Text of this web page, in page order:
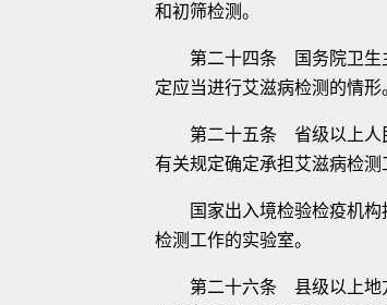
和初筛检测。
第二十四条 国务院卫生主
定应当进行艾滋病检测的情形
第二十五条 省级以上人民
有关规定确定承担艾滋病检测
国家出入境检验检疫机构
检测工作的实验室。
第二十六条 县级以上地方